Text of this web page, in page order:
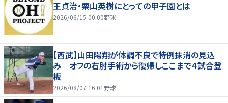
王貞治・栗山英樹にとっての甲子園とは
2026/06/15 00:00野球
【西武】山田陽翔が体調不良で特例抹消の見込
み オフの右肘手術から復帰しここまで４試合登
板
2026/08/07 16:01 野球